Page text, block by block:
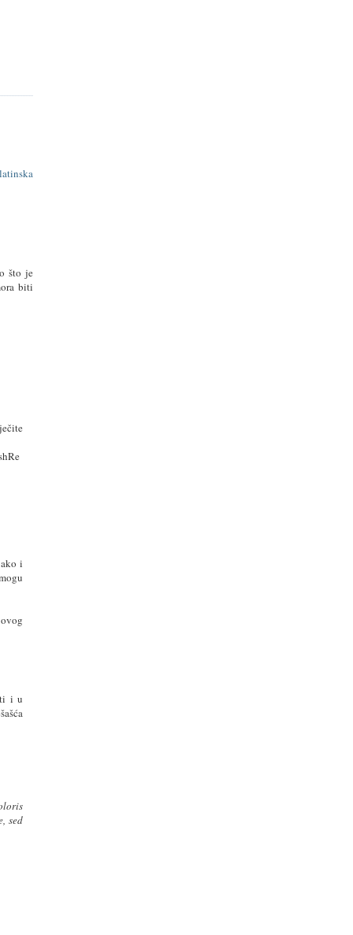
što je
biti
i
i u
sed